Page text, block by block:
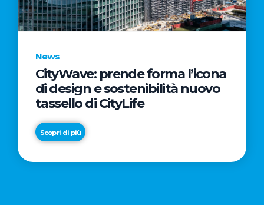
News
CityWave: prende forma l’icona
di design e sostenibilità nuovo
tassello di CityLife
Scopri di più
News
“Passione